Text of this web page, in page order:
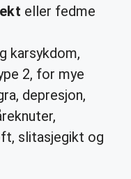
eller fedme
karsykdom,
2, for mye
depresjon,
slitasjegikt og